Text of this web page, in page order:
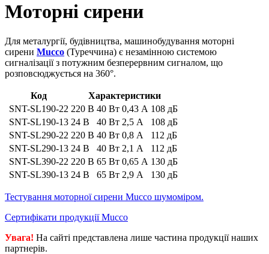
Моторні сирени
Для металургії, будівництва, машинобудування моторні
сирени Mucco (Туреччина) є незамінною системою
сигналізації з потужним безперервним сигналом, що
розповсюджується на 360°.
Код
Характеристики
SNT-SL190-22 220 В 40 Вт 0,43 А 108 дБ
SNT-SL190-13 24 В 40 Вт 2,5 А
108 дБ
SNT-SL290-22 220 В 40 Вт 0,8 А
112 дБ
SNT-SL290-13 24 В 40 Вт 2,1 А
112 дБ
SNT-SL390-22 220 В 65 Вт 0,65 А 130 дБ
SNT-SL390-13 24 В 65 Вт 2,9 А 130 дБ
Тестування моторної сирени Mucco шумоміром.
Сертифікати продукції Mucco
Увага! На сайті представлена лише частина продукції наших
партнерів.